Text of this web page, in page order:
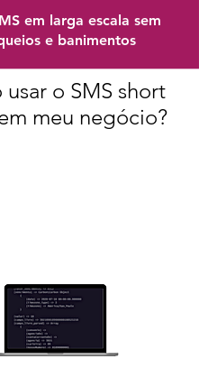
em larga escala sem
e banimentos
usar o SMS short
meu negócio?